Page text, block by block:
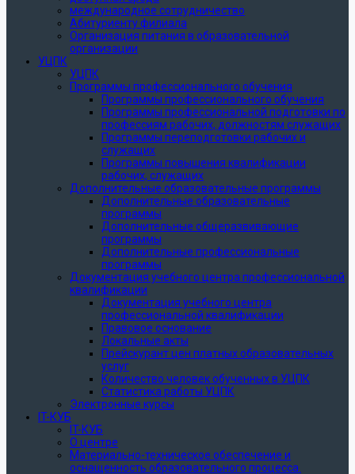
международное сотрудничество
Абитуриенту филиала
Организация питания в образовательной
организации
УЦПК
УЦПК
Программы профессионального обучения
Программы профессионального обучения
Программы профессиональной подготовки по
профессиям рабочих, должностям служащих
Программы переподготовки рабочих и
служащих
Программы повышения квалификации
рабочих, служащих
Дополнительные образовательные программы
Дополнительные образовательные
программы
Дополнительные общеразвивающие
программы
Дополнительные профессиональные
программы
Документация учебного центра профессиональной
квалификации
Документация учебного центра
профессиональной квалификации
Правовое основание
Локальные акты
Прейскурант цен платных образовательных
услуг
Количество человек обученных в УЦПК
Статистика работы УЦПК
Электронные курсы
IT-КУБ
IT-КУБ
О центре
Материально-техническое обеспечение и
оснащенность образовательного процесса.